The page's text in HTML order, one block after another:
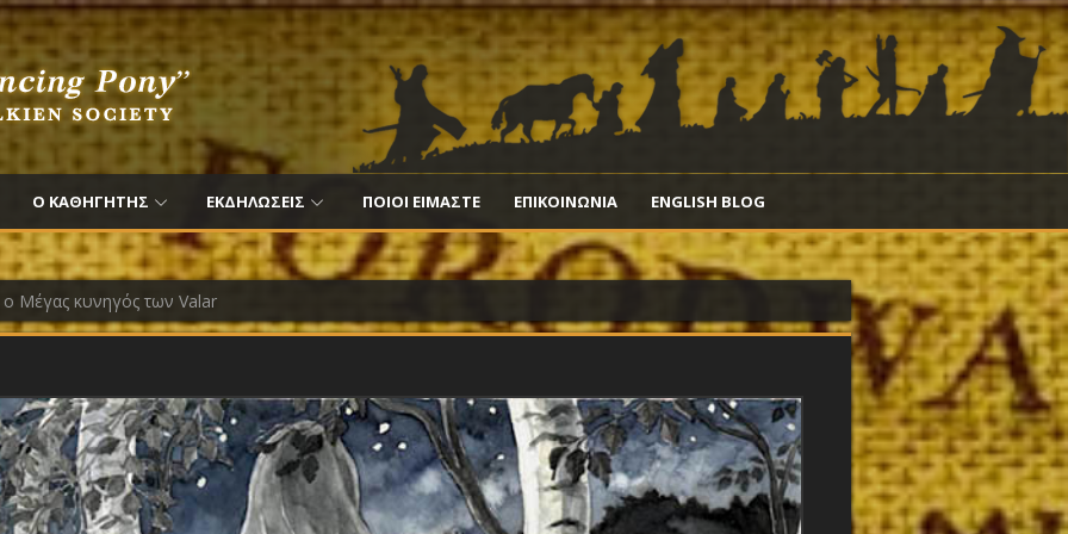
Ο ΚΑΘΗΓΗΤΗΣ ΕΚΔΗΛΩΣΕΙΣ ΠΟΙΟΙ ΕΙΜΑΣΤΕ ΕΠΙΚΟΙΝΩΝΙΑ ENGLISH BLOG
Μέγας κυνηγός των Valar